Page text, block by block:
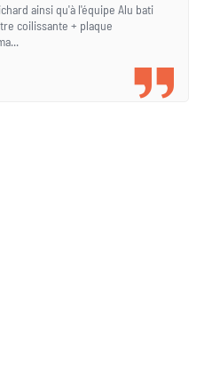
ainsi qu'à l'équipe Alu bati
coilissante + plaque